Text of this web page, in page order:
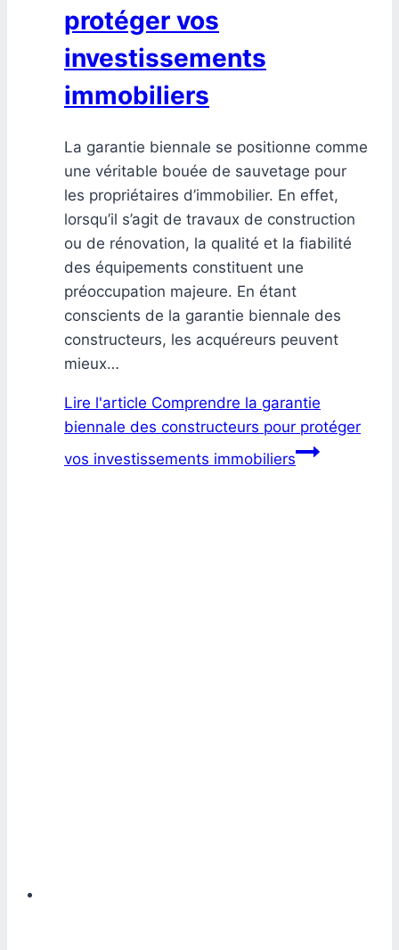
protéger vos
investissements
immobiliers
La garantie biennale se positionne comme
une véritable bouée de sauvetage pour
les propriétaires d’immobilier. En effet,
lorsqu’il s’agit de travaux de construction
ou de rénovation, la qualité et la fiabilité
des équipements constituent une
préoccupation majeure. En étant
conscients de la garantie biennale des
constructeurs, les acquéreurs peuvent
mieux…
Lire l'article Comprendre la garantie
biennale des constructeurs pour protéger
vos investissements immobiliers